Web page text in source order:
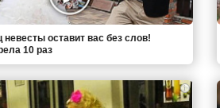
невесты оставит вас без слов!
10 раз
i